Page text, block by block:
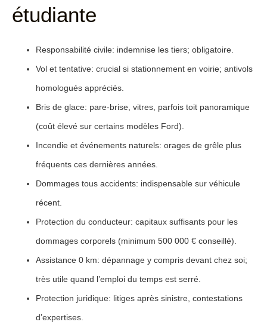
étudiante
Responsabilité civile: indemnise les tiers; obligatoire.
Vol et tentative: crucial si stationnement en voirie; antivols
homologués appréciés.
Bris de glace: pare-brise, vitres, parfois toit panoramique
(coût élevé sur certains modèles Ford).
Incendie et événements naturels: orages de grêle plus
fréquents ces dernières années.
Dommages tous accidents: indispensable sur véhicule
récent.
Protection du conducteur: capitaux suffisants pour les
dommages corporels (minimum 500 000 € conseillé).
Assistance 0 km: dépannage y compris devant chez soi;
très utile quand l’emploi du temps est serré.
Protection juridique: litiges après sinistre, contestations
d’expertises.